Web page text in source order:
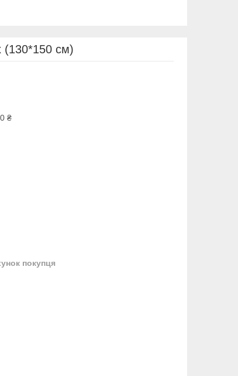
(130*150 см)
₴
покупця